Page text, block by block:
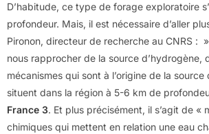
D’habitude, ce type de forage exploratoire
profondeur. Mais, il est nécessaire d’aller
Pironon, directeur de recherche au CNRS :
nous rapprocher de la source d’hydrogène,
mécanismes qui sont à l’origine de la source
situent dans la région à 5-6 km de
France 3. Et plus précisément, il s’agit de «
chimiques qui mettent en relation une eau